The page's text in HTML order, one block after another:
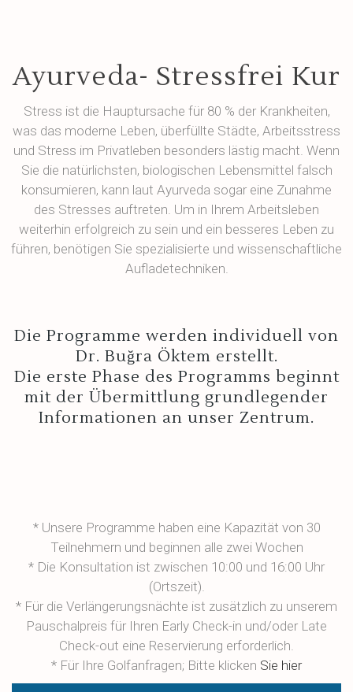
Ayurveda- Stressfrei Kur
Stress ist die Hauptursache für 80 % der Krankheiten,
was das moderne Leben, überfüllte Städte, Arbeitsstress
und Stress im Privatleben besonders lästig macht. Wenn
Sie die natürlichsten, biologischen Lebensmittel falsch
konsumieren, kann laut Ayurveda sogar eine Zunahme
des Stresses auftreten. Um in Ihrem Arbeitsleben
weiterhin erfolgreich zu sein und ein besseres Leben zu
führen, benötigen Sie spezialisierte und wissenschaftliche
Aufladetechniken.
Die Programme werden individuell von
Dr. Buğra Öktem erstellt.
Die erste Phase des Programms beginnt
mit der Übermittlung grundlegender
Informationen an unser Zentrum.
* Unsere Programme haben eine Kapazität von 30
Teilnehmern und beginnen alle zwei Wochen
* Die Konsultation ist zwischen 10:00 und 16:00 Uhr
(Ortszeit).
* Für die Verlängerungsnächte ist zusätzlich zu unserem
Pauschalpreis für Ihren Early Check-in und/oder Late
Check-out eine Reservierung erforderlich.
* Für Ihre Golfanfragen; Bitte klicken Sie hier